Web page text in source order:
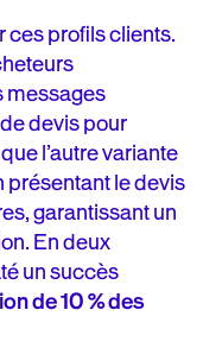
ces profils clients.
messages
devis pour
l’autre variante
présentant le devis
garantissant un
En deux
un succès
de 10 % des